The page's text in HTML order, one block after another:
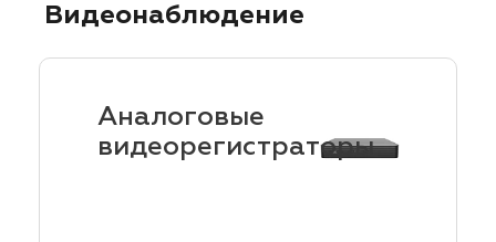
Видеонаблюдение
Аналоговые
видеорегистраторы